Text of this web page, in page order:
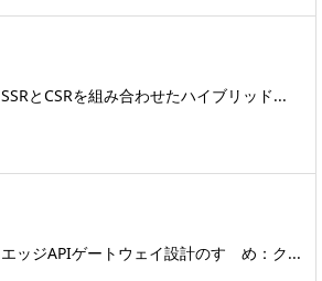
SSRとCSRを組み合わせたハイブリッド...
エッジAPIゲートウェイ設計のすゝめ：ク...